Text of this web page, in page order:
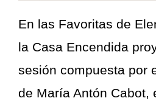
En las Favoritas de
la Casa Encendida
sesión compuesta por
de María Antón Cabot,